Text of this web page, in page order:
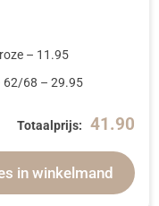
Totaalprijs: 41.90
in winkelmand
– 11.95
62/68 – 29.95